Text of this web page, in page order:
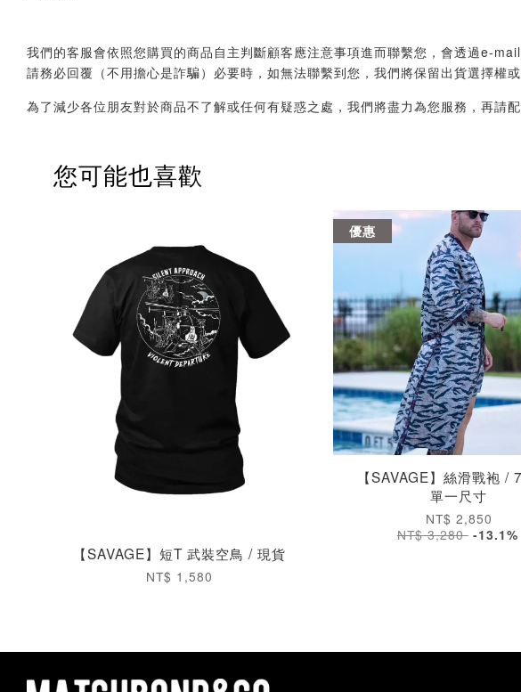
我們的客服會依照您購買的商品自主判斷顧客應注意事項進而聯繫您，會透過e-
請務必回覆（不用擔心是詐騙）必要時，如無法聯繫到您，我們將保留出貨選擇權或
為了減少各位朋友對於商品不了解或任何有疑惑之處，我們將盡力為您服務，再請配
您可能也喜歡
【SAVAGE】短T 武裝空鳥 / 現貨
NT$ 1,580
優惠
【SAVAGE】絲滑戰袍 /
單一尺寸
NT$ 2,850
NT$ 3,280 -13.1%